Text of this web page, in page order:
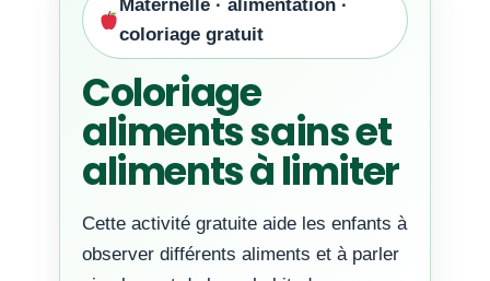
Maternelle · alimentation ·
coloriage gratuit
Coloriage
aliments sains et
aliments à limiter
Cette activité gratuite aide les enfants à
observer différents aliments et à parler